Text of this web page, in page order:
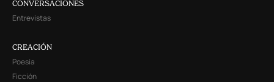
CONVERSACIONES
Entrevistas
CREACIÓN
Poesía
Ficción